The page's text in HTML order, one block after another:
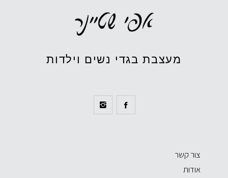
מעצבת בגדי נשים וילדות
צור קשר
אודות